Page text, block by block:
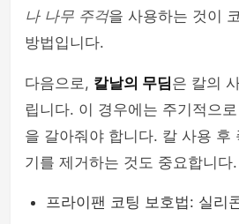
나 나무 주걱을 사용하는 것이
방법입니다.
다음으로, 칼날의 무딤은 칼의
립니다. 이 경우에는 주기적으
을 갈아줘야 합니다. 칼 사용 후
기를 제거하는 것도 중요합니다.
프라이팬 코팅 보호법: 실리